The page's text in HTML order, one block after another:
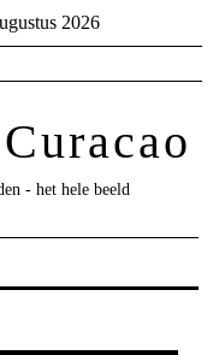
2026
- het hele beeld